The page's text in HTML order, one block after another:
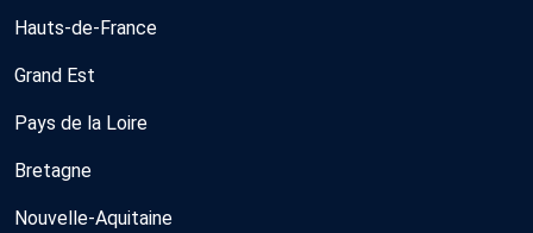
Hauts-de-France
Grand Est
Pays de la Loire
Bretagne
Nouvelle-Aquitaine